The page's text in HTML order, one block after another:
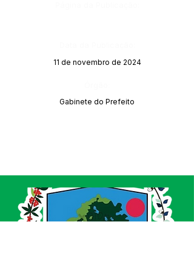
11 de novembro de 2024
Gabinete do Prefeito